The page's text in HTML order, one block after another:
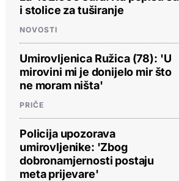
i stolice za tuširanje
NOVOSTI
Umirovljenica Ružica (78): 'U
mirovini mi je donijelo mir što
ne moram ništa'
PRIČE
Policija upozorava
umirovljenike: 'Zbog
dobronamjernosti postaju
meta prijevare'